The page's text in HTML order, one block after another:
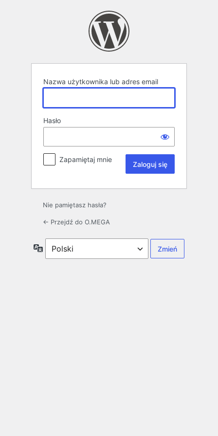
Nazwa użytkownika lub adres email
Hasło
Zapamiętaj mnie
Nie pamiętasz hasła?
← Przejdź do O.MEGA
Język